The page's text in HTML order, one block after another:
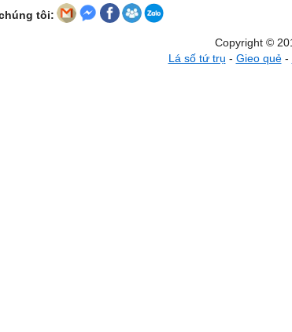
tôi:
Copyright ©
Lá số tứ trụ - Gieo quẻ-